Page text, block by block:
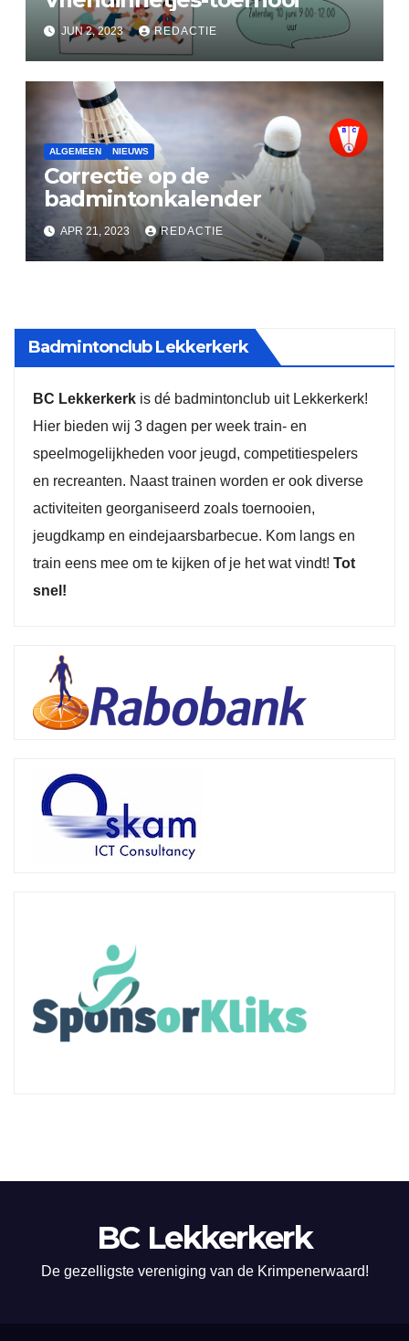
JUN 2, 2023 REDACTIE
ALGEMEEN NIEUWS
Correctie op de
badmintonkalender
APR 21, 2023 REDACTIE
Badmintonclub Lekkerkerk
BC Lekkerkerk is dé badmintonclub uit Lekkerkerk!
Hier bieden wij 3 dagen per week train- en
speelmogelijkheden voor jeugd, competitiespelers
en recreanten. Naast trainen worden er ook diverse
activiteiten georganiseerd zoals toernooien,
jeugdkamp en eindejaarsbarbecue. Kom langs en
train eens mee om te kijken of je het wat vindt! Tot
snel!
BC Lekkerkerk
De gezelligste vereniging van de Krimpenerwaard!